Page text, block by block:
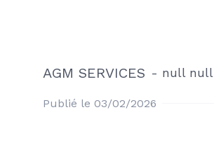
AGM SERVICES - null null
Publié le 03/02/2026